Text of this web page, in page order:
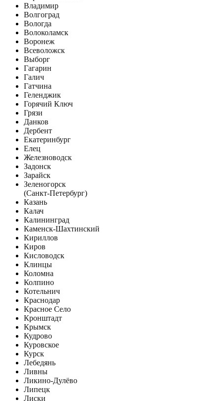
Владимир
Волгоград
Вологда
Волоколамск
Воронеж
Всеволожск
Выборг
Гагарин
Галич
Гатчина
Геленджик
Горячий Ключ
Грязи
Данков
Дербент
Екатеринбург
Елец
Железноводск
Задонск
Зарайск
Зеленогорск
(Санкт-Петербург)
Казань
Калач
Калининград
Каменск-Шахтинский
Кириллов
Киров
Кисловодск
Клинцы
Коломна
Колпино
Котельнич
Краснодар
Красное Село
Кронштадт
Крымск
Кудрово
Куровское
Курск
Лебедянь
Ливны
Ликино-Дулёво
Липецк
Лиски